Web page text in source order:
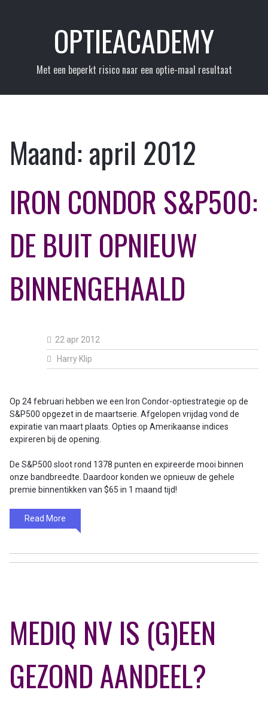
OPTIEACADEMY
Met een beperkt risico naar een optie-maal resultaat
Maand:april 2012
IRON CONDOR S&P500:
DE BUIT OPNIEUW
BINNENGEHAALD
22 apr 2012
Harry Klip
Op 24 februari hebben we een Iron Condor-optiestrategie op de
S&P500 opgezet in de maartserie. Afgelopen vrijdag vond de
expiratie van maart plaats. Opties op Amerikaanse indices
expireren bij de opening.
De S&P500 sloot rond 1378 punten en expireerde mooi binnen
onze bandbreedte. Daardoor konden we opnieuw de gehele
premie binnentikken van $65 in 1 maand tijd!
Read More
MEDIQ NV IS (G)EEN
GEZOND AANDEEL?